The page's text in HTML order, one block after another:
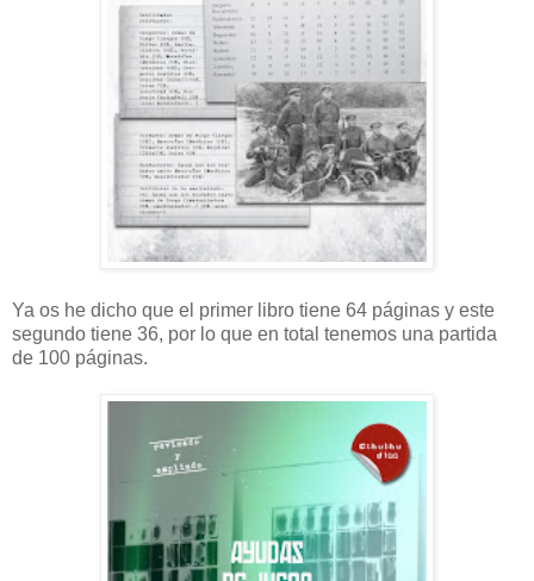
Ya os he dicho que el primer libro tiene 64 páginas y este
segundo tiene 36, por lo que en total tenemos una partida
de 100 páginas.